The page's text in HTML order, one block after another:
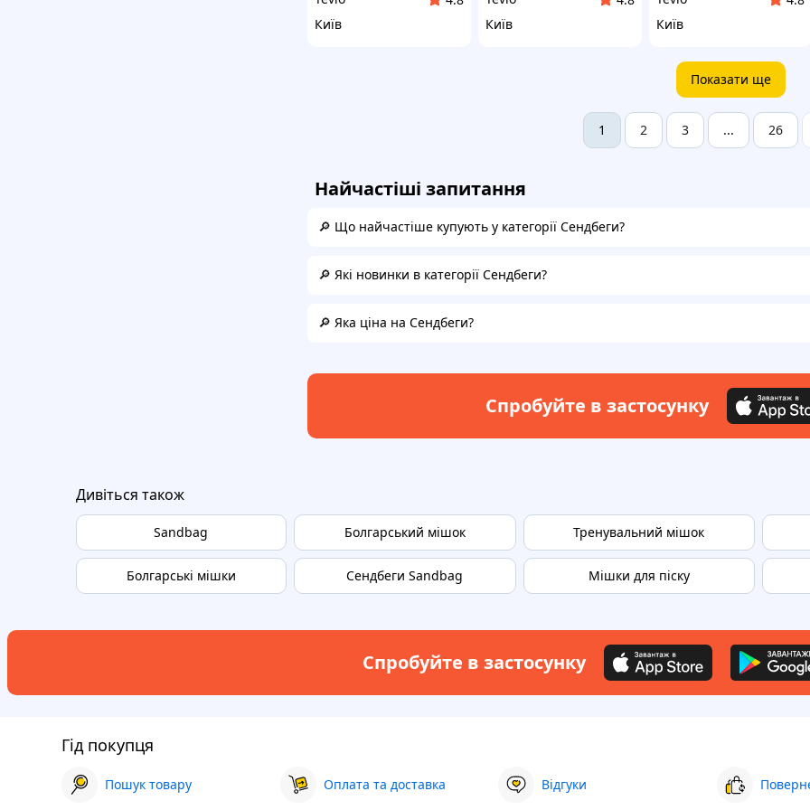
Київ
Київ
Київ
Показати ще
1 2 3 ... 26
Найчастіші запитання
🔎 Що найчастіше купують у категорії Сендбеги?
🔎 Які новинки в категорії Сендбеги?
🔎 Яка ціна на Сендбеги?
Спробуйте в застосунку
Дивіться також
Sandbag
Болгарські мішки
Болгарський мішок
Сендбеги Sandbag
Тренувальний мішок
Мішки для піску
Спробуйте в застосунку
Гід покупця
Пошук товару Оплата та доставка Відгуки